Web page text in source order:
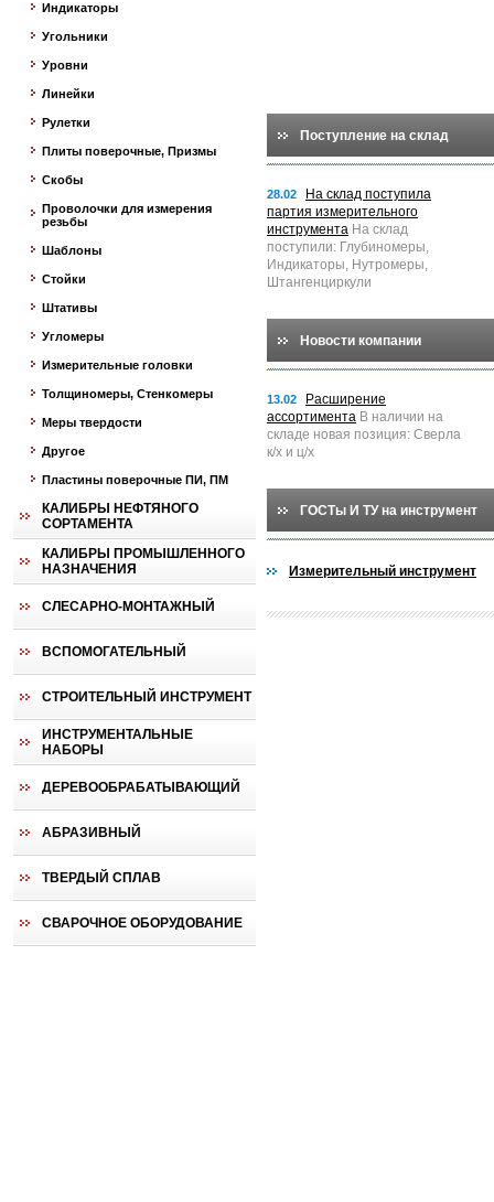
Индикаторы
Угольники
Уровни
Линейки
Рулетки
Плиты поверочные, Призмы
Скобы
Проволочки для измерения
резьбы
Шаблоны
Стойки
Штативы
Угломеры
Измерительные головки
Толщиномеры, Стенкомеры
Меры твердости
Другое
Пластины поверочные ПИ, ПМ
КАЛИБРЫ НЕФТЯНОГО
СОРТАМЕНТА
КАЛИБРЫ ПРОМЫШЛЕННОГО
НАЗНАЧЕНИЯ
СЛЕСАРНО-МОНТАЖНЫЙ
ВСПОМОГАТЕЛЬНЫЙ
СТРОИТЕЛЬНЫЙ ИНСТРУМЕНТ
ИНСТРУМЕНТАЛЬНЫЕ
НАБОРЫ
ДЕРЕВООБРАБАТЫВАЮЩИЙ
АБРАЗИВНЫЙ
ТВЕРДЫЙ СПЛАВ
СВАРОЧНОЕ ОБОРУДОВАНИЕ
Поступление на склад
28.02
На склад поступила
партия измерительного
инструмента На склад
поступили: Глубиномеры,
Индикаторы, Нутромеры,
Штангенциркули
Новости компании
13.02
Расширение
ассортимента В наличии на
складе новая позиция: Сверла
к/х и ц/х
ГОСТы И ТУ на инструмент
Измерительный инструмент